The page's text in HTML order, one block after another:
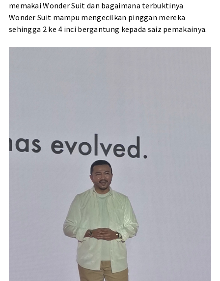
memakai Wonder Suit dan bagaimana terbuktinya
Wonder Suit mampu mengecilkan pinggan mereka
sehingga 2 ke 4 inci bergantung kepada saiz pemakainya.